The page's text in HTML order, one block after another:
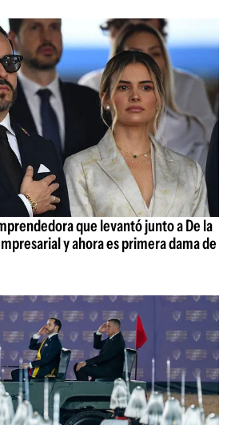
que levantó junto a De la
y ahora es primera dama de